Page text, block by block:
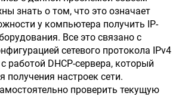
знать о том, что это означает
у компьютера получить IP-
Все это связано с
сетевого протокола IPv4
работой DHCP-сервера, который
получения настроек сети.
проверить текущую